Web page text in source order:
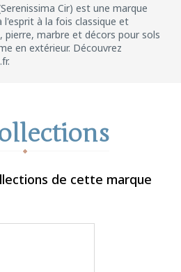
Cir) est une marque
à la fois classique et
marbre et décors pour sols
en extérieur. Découvrez
de cette marque